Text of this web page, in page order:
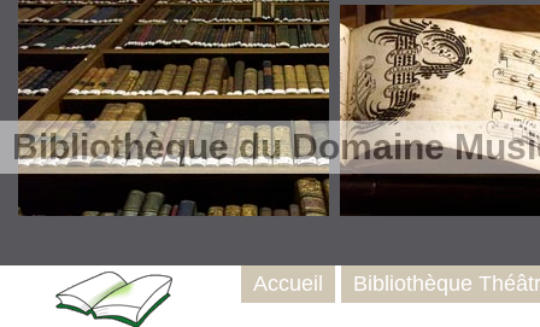
Bibliothèque du Domaine
Accueil Bibliothèque